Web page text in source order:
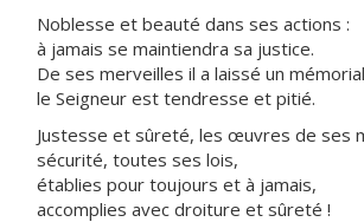
Noblesse et beauté dans ses actions :
à jamais se maintiendra sa justice.
De ses merveilles il a laissé un
le Seigneur est tendresse et pitié.
Justesse et sûreté, les œuvres de ses
sécurité, toutes ses lois,
établies pour toujours et à jamais,
accomplies avec droiture et sûreté !